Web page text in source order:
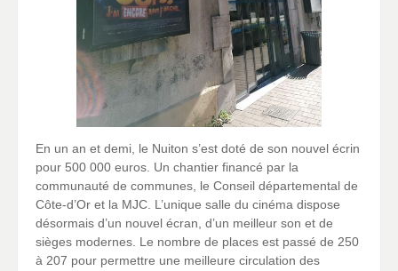
En un an et demi, le Nuiton s’est doté de son nouvel écrin
pour 500 000 euros. Un chantier financé par la
communauté de communes, le Conseil départemental de
Côte-d’Or et la MJC. L’unique salle du cinéma dispose
désormais d’un nouvel écran, d’un meilleur son et de
sièges modernes. Le nombre de places est passé de 250
à 207 pour permettre une meilleure circulation des